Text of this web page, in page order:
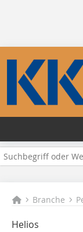
Branche
Helios